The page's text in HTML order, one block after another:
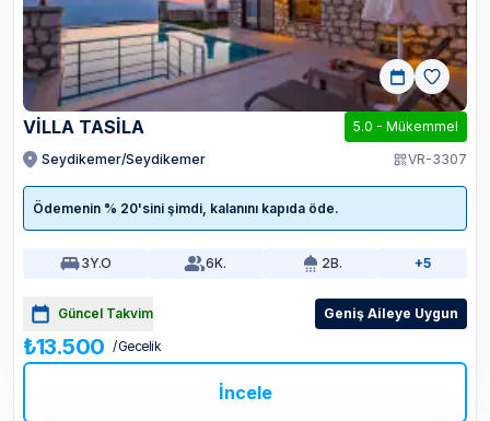
VİLLA TASİLA 5.0 - Mükemmel
Seydikemer/Seydikemer
VR-3307
Ödemenin % 20'sini şimdi, kalanını kapıda öde.
3Y.O 6K. 2B. +5
Güncel Takvim Geniş Aileye Uygun
₺13.500 / Gecelik
İncele